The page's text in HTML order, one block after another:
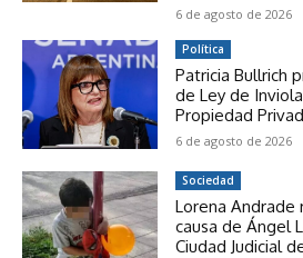
6 de agosto de 2026
Política
Patricia Bullrich
de Ley de
Propiedad
6 de agosto de 2026
Sociedad
Lorena Andrade
causa de Ángel
Ciudad Judicial